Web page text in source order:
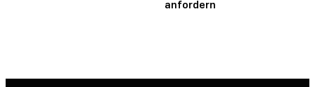
anfordern